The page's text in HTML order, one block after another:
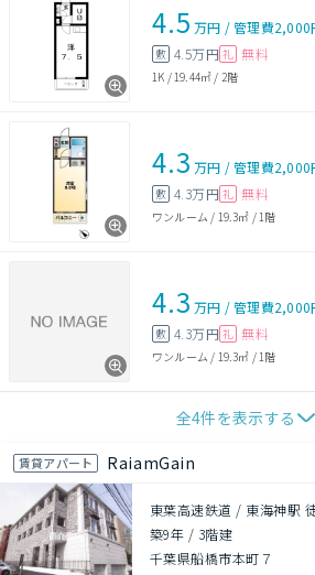
4.5 万円 /管理費2,000
敷 4.5万円 礼 無料
1K / 19.44㎡ / 2階
4.3 万円 /管理費2,000
敷 4.3万円 礼 無料
ワンルーム / 19.3㎡ / 1階
4.3 万円 /管理費2,000
敷 4.3万円 礼 無料
ワンルーム / 19.3㎡ / 1階
全4件を表示する
賃貸アパート RaiamGain
東葉高速鉄道 / 東海神駅
築9年 / 3階建
千葉県船橋市本町７